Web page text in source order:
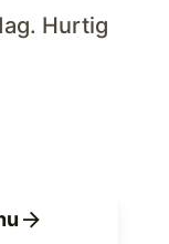
Hurtig
arrow_forward